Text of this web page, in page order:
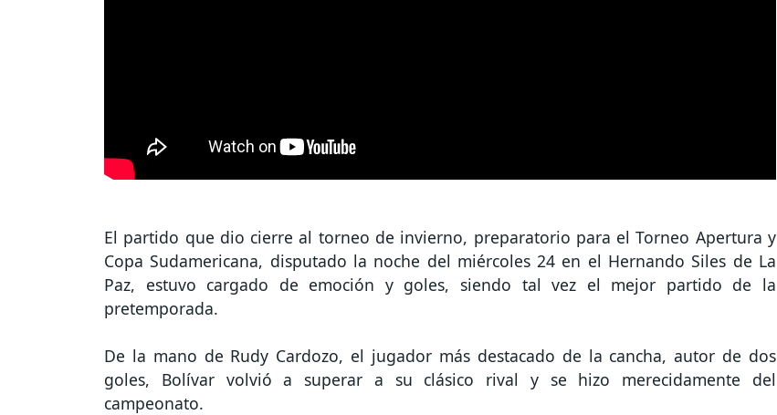
El partido que dio cierre al torneo de invierno, preparatorio para el Torneo Apertura y
Copa Sudamericana, disputado la noche del miércoles 24 en el Hernando Siles de La
Paz, estuvo cargado de emoción y goles, siendo tal vez el mejor partido de la
pretemporada.
De la mano de Rudy Cardozo, el jugador más destacado de la cancha, autor de dos
goles, Bolívar volvió a superar a su clásico rival y se hizo merecidamente del
campeonato.